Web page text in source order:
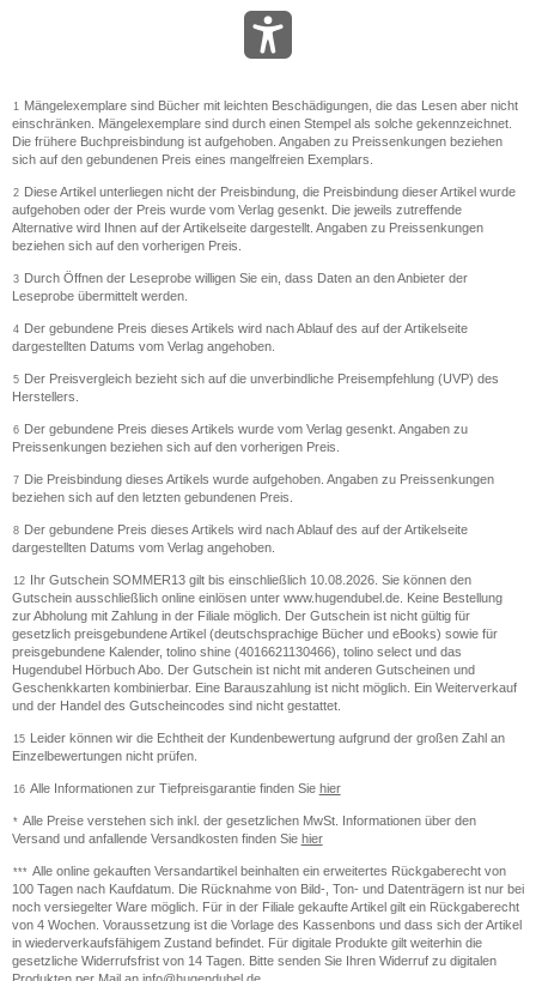
1
Mängelexemplare sind Bücher mit leichten Beschädigungen, die das Lesen aber nicht
einschränken. Mängelexemplare sind durch einen Stempel als solche gekennzeichnet.
Die frühere Buchpreisbindung ist aufgehoben. Angaben zu Preissenkungen beziehen
sich auf den gebundenen Preis eines mangelfreien Exemplars.
2 Diese Artikel unterliegen nicht der Preisbindung, die Preisbindung dieser Artikel wurde
aufgehoben oder der Preis wurde vom Verlag gesenkt. Die jeweils zutreffende
Alternative wird Ihnen auf der Artikelseite dargestellt. Angaben zu Preissenkungen
beziehen sich auf den vorherigen Preis.
3 Durch Öffnen der Leseprobe willigen Sie ein, dass Daten an den Anbieter der
Leseprobe übermittelt werden.
4 Der gebundene Preis dieses Artikels wird nach Ablauf des auf der Artikelseite
dargestellten Datums vom Verlag angehoben.
5 Der Preisvergleich bezieht sich auf die unverbindliche Preisempfehlung (UVP) des
Herstellers.
6 Der gebundene Preis dieses Artikels wurde vom Verlag gesenkt. Angaben zu
Preissenkungen beziehen sich auf den vorherigen Preis.
7 Die Preisbindung dieses Artikels wurde aufgehoben. Angaben zu Preissenkungen
beziehen sich auf den letzten gebundenen Preis.
8 Der gebundene Preis dieses Artikels wird nach Ablauf des auf der Artikelseite
dargestellten Datums vom Verlag angehoben.
12 Ihr Gutschein SOMMER13 gilt bis einschließlich 10.08.2026. Sie können den
Gutschein ausschließlich online einlösen unter www.hugendubel.de. Keine Bestellung
zur Abholung mit Zahlung in der Filiale möglich. Der Gutschein ist nicht gültig für
gesetzlich preisgebundene Artikel (deutschsprachige Bücher und eBooks) sowie für
preisgebundene Kalender, tolino shine (4016621130466), tolino select und das
Hugendubel Hörbuch Abo. Der Gutschein ist nicht mit anderen Gutscheinen und
Geschenkkarten kombinierbar. Eine Barauszahlung ist nicht möglich. Ein Weiterverkauf
und der Handel des Gutscheincodes sind nicht gestattet.
15 Leider können wir die Echtheit der Kundenbewertung aufgrund der großen Zahl an
Einzelbewertungen nicht prüfen.
16 Alle Informationen zur Tiefpreisgarantie finden Sie hier
* Alle Preise verstehen sich inkl. der gesetzlichen MwSt. Informationen über den
Versand und anfallende Versandkosten finden Sie hier
*** Alle online gekauften Versandartikel beinhalten ein erweitertes Rückgaberecht von
100 Tagen nach Kaufdatum. Die Rücknahme von Bild-, Ton- und Datenträgern ist nur bei
noch versiegelter Ware möglich. Für in der Filiale gekaufte Artikel gilt ein Rückgaberecht
von 4 Wochen. Voraussetzung ist die Vorlage des Kassenbons und dass sich der Artikel
in wiederverkaufsfähigem Zustand befindet. Für digitale Produkte gilt weiterhin die
gesetzliche Widerrufsfrist von 14 Tagen. Bitte senden Sie Ihren Widerruf zu digitalen